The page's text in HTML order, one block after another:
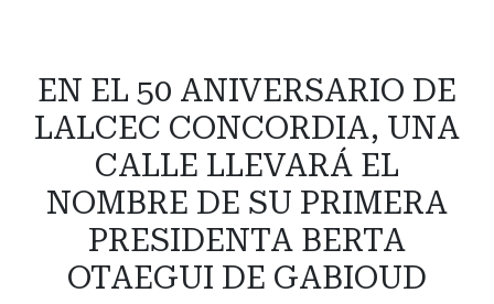
EN EL 50 ANIVERSARIO DE
LALCEC CONCORDIA, UNA
CALLE LLEVARÁ EL
NOMBRE DE SU PRIMERA
PRESIDENTA BERTA
OTAEGUI DE GABIOUD